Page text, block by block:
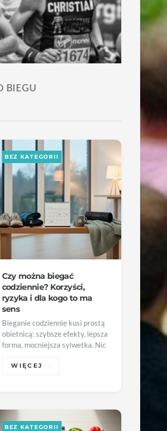
BIEGU
Czy można biegać
codziennie? Korzyści,
ryzyka i dla kogo to ma
sens
BEZ KATEGORII
Bieganie codziennie kusi prostą
obietnicą: szybsze efekty, lepsza
forma, mocniejsza sylwetka. Nic
WIĘCEJ
BEZ KATEGORII